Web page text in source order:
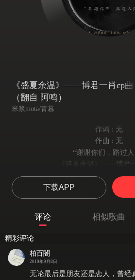
《盛夏余温》——博君一肖cp曲
（翻自 阿鸣）
米浆mota/青暮
作词 : 无
作曲 : 无
“谢谢你们，路过
《盛夏余温》——博君
原曲：《独活》
策划/词作：青暮
翻唱：管莫书/米
题字/美工/视频：倾
是他二十一岁时他们在房顶上
下载APP
评论 相似歌曲
精彩评论
柏百闇
2019年9月8日
无论最后是朋友还是恋人，曾经